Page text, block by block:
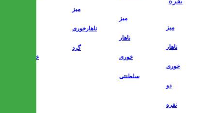
خوری
میز
ناهارخوری
گرد
میز
ناهار
خوری
سلطنتی
میز
ناهار
خوری
دو
نفره